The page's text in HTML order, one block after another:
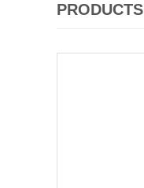
PRODUCTS